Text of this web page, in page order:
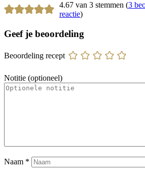
4.67 van 3 stemmen (3
reactie)
Geef je beoordeling
Beoordeling recept
Notitie (optioneel)
Naam *